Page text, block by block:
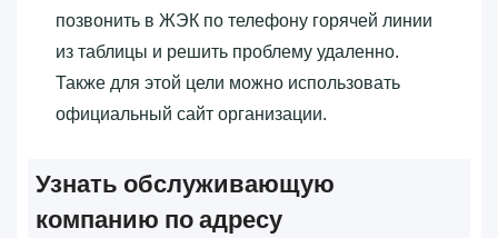
позвонить в ЖЭК по телефону горячей линии
из таблицы и решить проблему удаленно.
Также для этой цели можно использовать
официальный сайт организации.
Узнать обслуживающую
компанию по адресу